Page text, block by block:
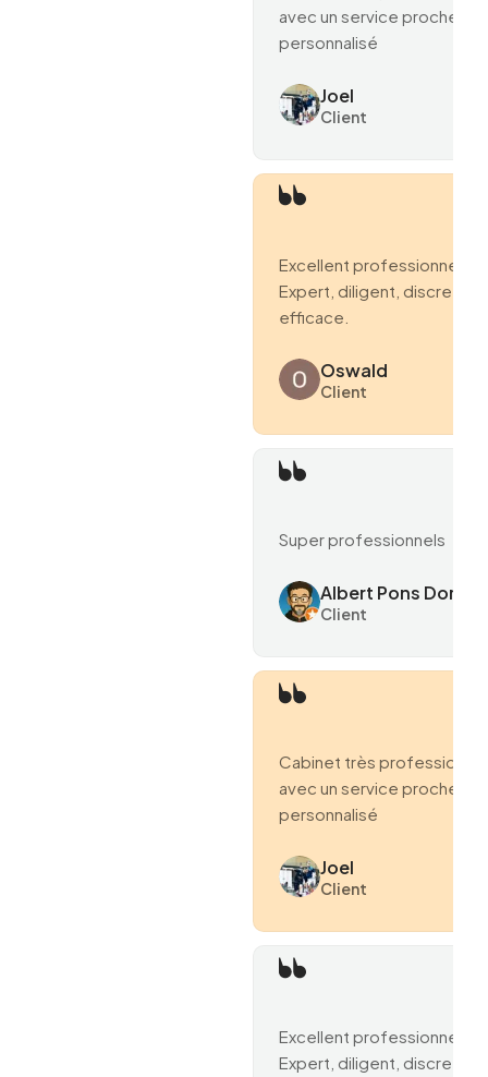
avec un service proche et
personnalisé
Joel
Client
Excellent professionnel.
Expert, diligent, discret et
efficace.
Oswald
Client
Super professionnels
Albert Pons
Client
Cabinet très professionnel
avec un service proche et
personnalisé
Joel
Client
Excellent professionnel.
Expert, diligent, discret et